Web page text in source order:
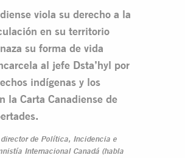
viola su derecho a la
en su territorio
su forma de vida
al jefe Dsta’hyl por
indígenas y los
la Carta Canadiense de
de Política, Incidencia e
Internacional Canadá (habla